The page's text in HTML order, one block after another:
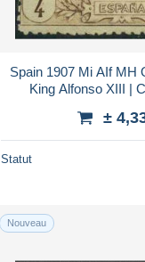
Spain 1907 Mi AIf MH
King Alfonso XIII |
±
Statut
Nouveau